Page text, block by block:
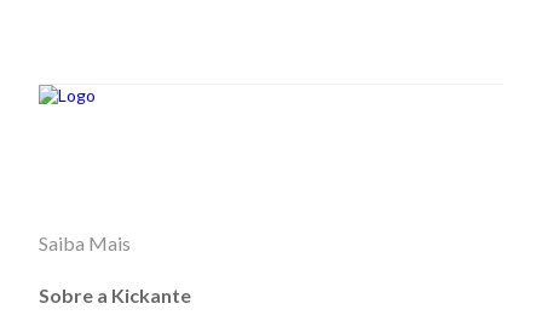
Saiba Mais
Sobre a Kickante